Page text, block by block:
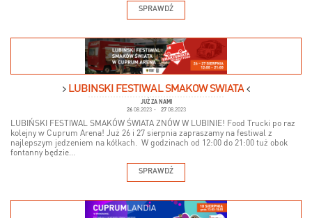
SPRAWDŹ
LUBIŃSKI FESTIWAL SMAKÓW ŚWIATA
JUŻ ZA NAMI
2608.2023 - 2708.2023
LUBIŃSKI FESTIWAL SMAKÓW ŚWIATA ZNÓW W LUBINIE! Food Trucki po raz
kolejny w Cuprum Arena! Już 26 i 27 sierpnia zapraszamy na festiwal z
najlepszym jedzeniem na kółkach. W godzinach od 12:00 do 21:00 tuż obok
fontanny będzie...
SPRAWDŹ